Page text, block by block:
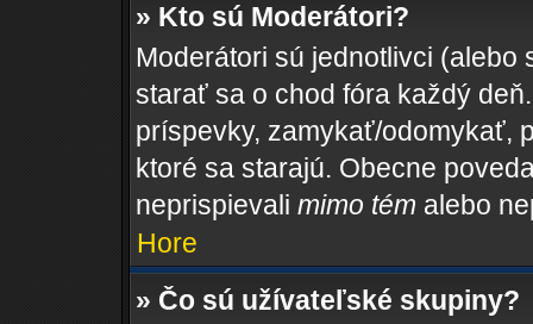
» Kto sú Moderátori?
Moderátori sú jednotlivci
starať sa o chod fóra každý
príspevky, zamykať/odomykať,
ktoré sa starajú. Obecne
neprispievali mimo tém alebo
Hore
» Čo sú užívateľské skupiny?